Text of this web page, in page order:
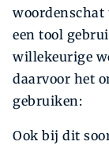
woordenschat
een tool
willekeurige
daarvoor het
gebruiken:
Ook bij dit